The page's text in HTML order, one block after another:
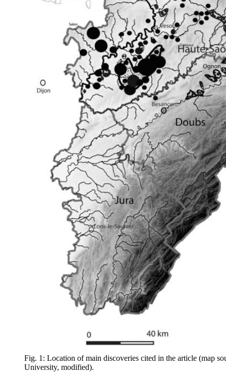
Fig. 1: Location of main discoveries cited in the article (map
University, modified).